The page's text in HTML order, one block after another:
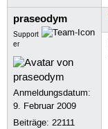
praseodym
Support
er
Anmeldungsdatum:
9. Februar 2009
Beiträge:22111